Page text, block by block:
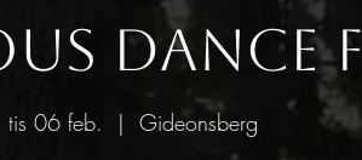
Dance
tis 06 feb.
  |
Gideonsberg